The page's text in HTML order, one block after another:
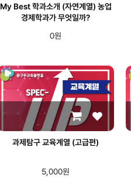
My Best 학과소개 (자연계열) 농업
경제학과가 무엇일까?
0원
과제탐구 교육계열 (고급편)
5,000원